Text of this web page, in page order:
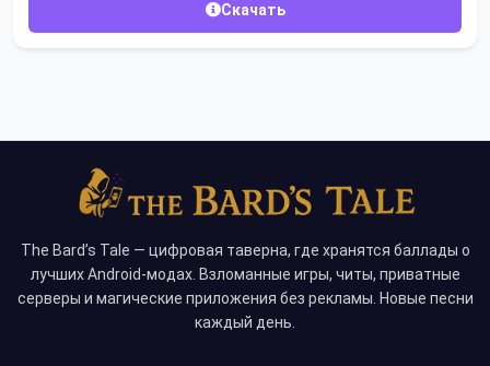
Скачать
The Bard’s Tale — цифровая таверна, где хранятся баллады о
лучших Android-модах. Взломанные игры, читы, приватные
серверы и магические приложения без рекламы. Новые песни
каждый день.